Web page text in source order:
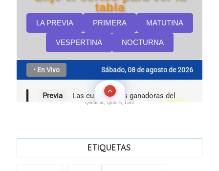
Quinielas, Quini 6, Loto
ETIQUETAS